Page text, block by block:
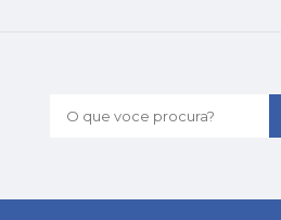
O que voce procura?